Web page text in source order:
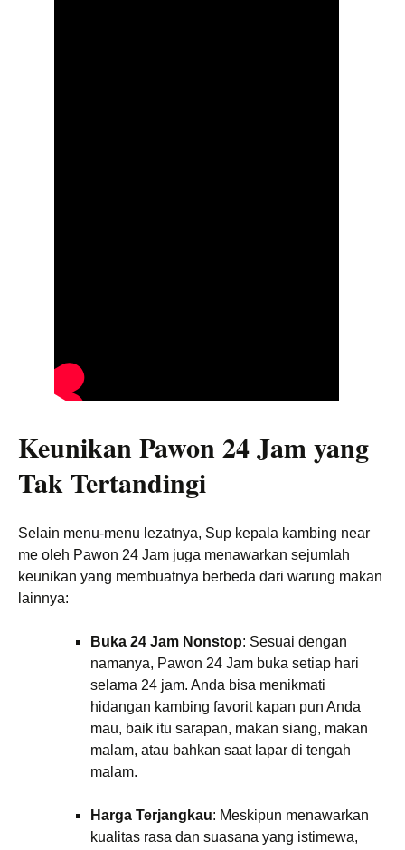
Keunikan Pawon 24 Jam yang
Tak Tertandingi
Selain menu-menu lezatnya, Sup kepala kambing near
me oleh Pawon 24 Jam juga menawarkan sejumlah
keunikan yang membuatnya berbeda dari warung makan
lainnya:
Buka 24 Jam Nonstop: Sesuai dengan
namanya, Pawon 24 Jam buka setiap hari
selama 24 jam. Anda bisa menikmati
hidangan kambing favorit kapan pun Anda
mau, baik itu sarapan, makan siang, makan
malam, atau bahkan saat lapar di tengah
malam.
Harga Terjangkau: Meskipun menawarkan
kualitas rasa dan suasana yang istimewa,